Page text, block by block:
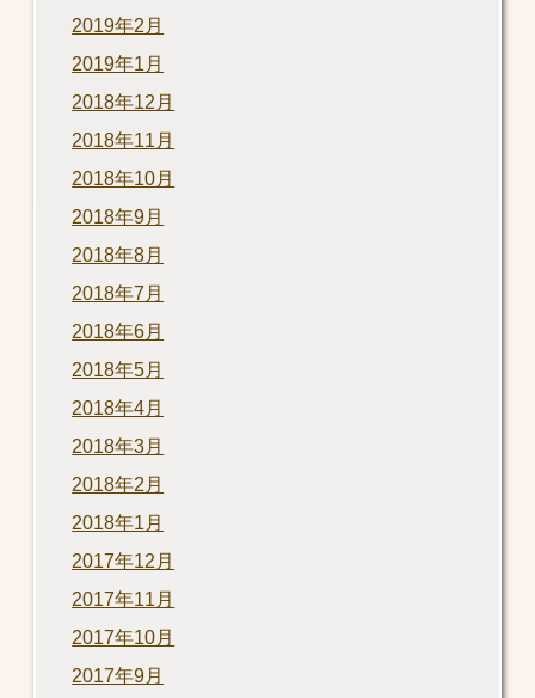
2019年2月
2019年1月
2018年12月
2018年11月
2018年10月
2018年9月
2018年8月
2018年7月
2018年6月
2018年5月
2018年4月
2018年3月
2018年2月
2018年1月
2017年12月
2017年11月
2017年10月
2017年9月